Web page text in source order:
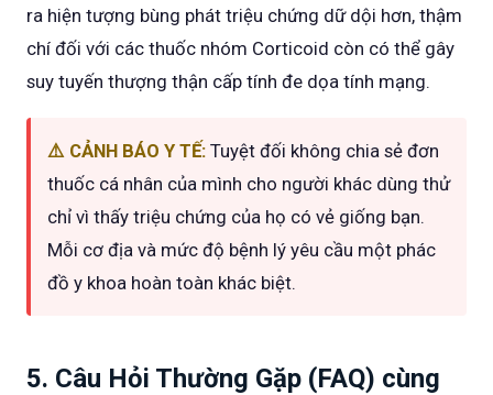
ra hiện tượng bùng phát triệu chứng dữ dội hơn, thậm
chí đối với các thuốc nhóm Corticoid còn có thể gây
suy tuyến thượng thận cấp tính đe dọa tính mạng.
⚠️ CẢNH BÁO Y TẾ: Tuyệt đối không chia sẻ đơn
thuốc cá nhân của mình cho người khác dùng thử
chỉ vì thấy triệu chứng của họ có vẻ giống bạn.
Mỗi cơ địa và mức độ bệnh lý yêu cầu một phác
đồ y khoa hoàn toàn khác biệt.
5. Câu Hỏi Thường Gặp (FAQ) cùng